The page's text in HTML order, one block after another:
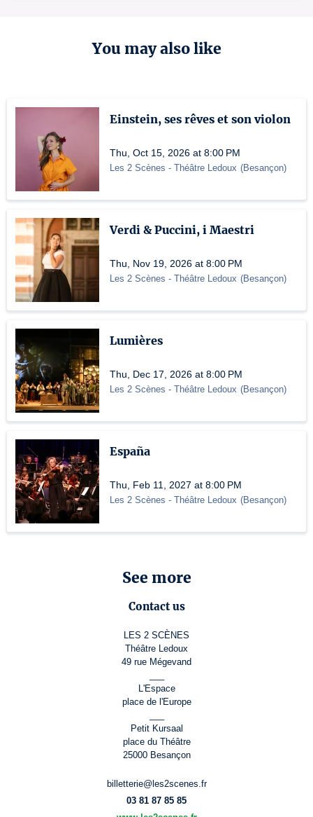
You may also like
Einstein, ses rêves et son violon
Thu, Oct 15, 2026 at 8:00 PM
Les 2 Scènes - Théâtre Ledoux (Besançon)
Verdi & Puccini, i Maestri
Thu, Nov 19, 2026 at 8:00 PM
Les 2 Scènes - Théâtre Ledoux (Besançon)
Lumières
Thu, Dec 17, 2026 at 8:00 PM
Les 2 Scènes - Théâtre Ledoux (Besançon)
España
Thu, Feb 11, 2027 at 8:00 PM
Les 2 Scènes - Théâtre Ledoux (Besançon)
See more
Contact us
LES 2 SCÈNES
Théâtre Ledoux
49 rue Mégevand
L'Espace
place de l'Europe
Petit Kursaal
place du Théâtre
25000 Besançon
billetterie@les2scenes.fr
03 81 87 85 85